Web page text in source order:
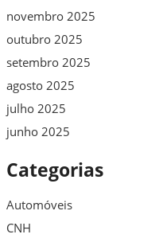
novembro 2025
outubro 2025
setembro 2025
agosto 2025
julho 2025
junho 2025
Categorias
Automóveis
CNH